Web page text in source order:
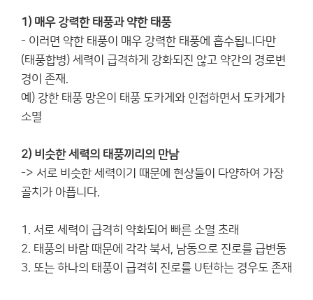
1) 매우 강력한 태풍과 약한 태풍
- 이러면 약한 태풍이 매우 강력한 태풍에 흡수됩니다만
(태풍합병) 세력이 급격하게 강화되진 않고 약간의 경로변
경이 존재.
예) 강한 태풍 망온이 태풍 도카게와 인접하면서 도카게가
소멸
2) 비슷한 세력의 태풍끼리의 만남
-> 서로 비슷한 세력이기 때문에 현상들이 다양하여 가장
골치가 아픕니다.
1. 서로 세력이 급격히 약화되어 빠른 소멸 초래
2. 태풍의 바람 때문에 각각 북서, 남동으로 진로를 급변동
3. 또는 하나의 태풍이 급격히 진로를 U턴하는 경우도 존재